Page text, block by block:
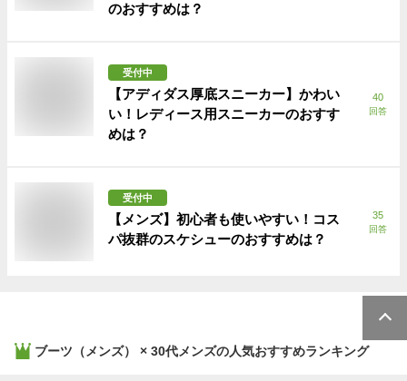
のおすすめは？
受付中
【アディダス厚底スニーカー】かわい
い！レディース用スニーカーのおすす
めは？
40
回答
受付中
【メンズ】初心者も使いやすい！コス
パ抜群のスケシューのおすすめは？
35
回答
ブーツ（メンズ） × 30代メンズの人気おすすめランキング